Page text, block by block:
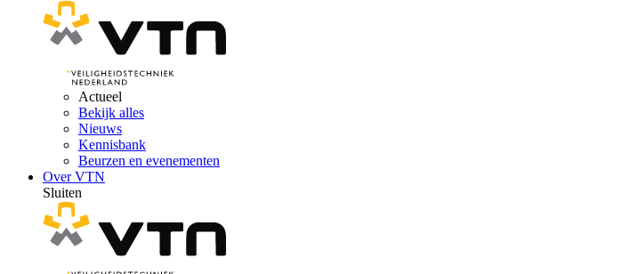
Actueel
Bekijk alles
Nieuws
Kennisbank
Beurzen en evenementen
Over VTN
Sluiten